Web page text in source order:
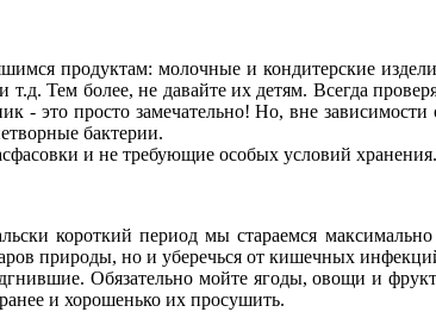
продуктам: молочные и кондитерские
Тем более, не давайте их детям. Всегда
- это просто замечательно! Но, вне
бактерии.
и не требующие особых условий хранения.
период мы стараемся максимально
природы, но и уберечься от кишечных
Обязательно мойте ягоды, овощи и
и хорошенько их просушить.